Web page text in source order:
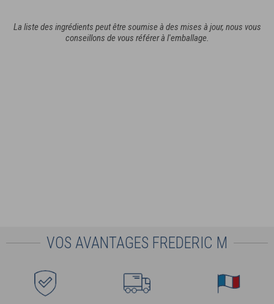
La liste des ingrédients peut être soumise à des mises à jour, nous vous
conseillons de vous référer à l'emballage.
VOS AVANTAGES FREDERIC M